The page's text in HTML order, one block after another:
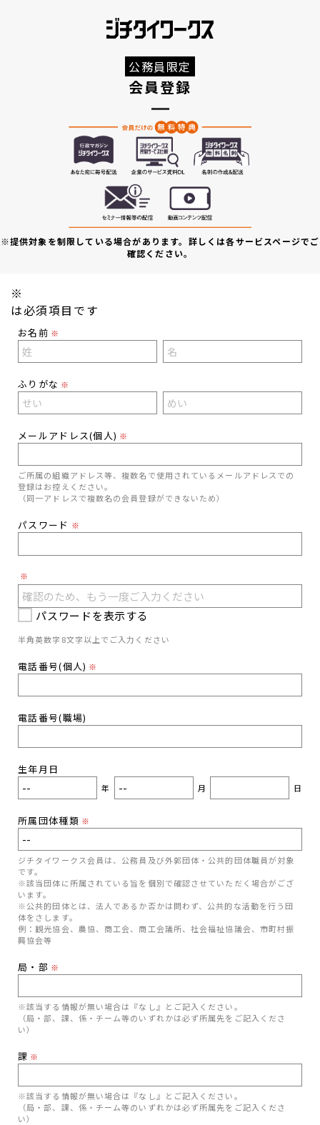
公務員限定
会員登録
※提供対象を制限している場合があります。詳しくは各サービスページでご
確認ください。
※
は必須項目です
お名前 ※
ふりがな ※
メールアドレス(個人) ※
ご所属の組織アドレス等、複数名で使用されているメールアドレスでの
登録はお控えください。
（同一アドレスで複数名の会員登録ができないため）
パスワード ※
※
パスワードを表示する
半角英数字8文字以上でご入力ください
電話番号(個人) ※
電話番号(職場)
生年月日
年 月 日
所属団体種類 ※
ジチタイワークス会員は、公務員及び外郭団体・公共的団体職員が対象
です。
※該当団体に所属されている旨を個別で確認させていただく場合がござ
います。
※公共的団体とは、法人であるか否かは問わず、公共的な活動を行う団
体をさします。
例：観光協会、農協、商工会、商工会議所、社会福祉協議会、市町村振
興協会等
局・部 ※
※該当する情報が無い場合は『なし』とご記入ください。
（局・部、課、係・チーム等のいずれかは必ず所属先をご記入くださ
い）
課 ※
※該当する情報が無い場合は『なし』とご記入ください。
（局・部、課、係・チーム等のいずれかは必ず所属先をご記入くださ
い）